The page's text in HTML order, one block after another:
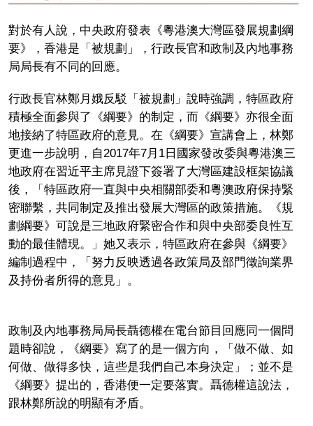
對於有人說，中央政府發表《粵港澳大灣區發展規劃綱
要》，香港是「被規劃」，行政長官和政制及內地事務
局局長有不同的回應。
行政長官林鄭月娥反駁「被規劃」說時強調，特區政府
積極全面參與了《綱要》的制定，而《綱要》亦很全面
地接納了特區政府的意見。在《綱要》宣講會上，林鄭
更進一步說明，自2017年7月1日國家發改委與粵港澳三
地政府在習近平主席見證下簽署了大灣區建設框架協議
後，「特區政府一直與中央相關部委和粵澳政府保持緊
密聯繫，共同制定及推出發展大灣區的政策措施。《規
劃綱要》可說是三地政府緊密合作和與中央部委良性互
動的最佳體現。」她又表示，特區政府在參與《綱要》
編制過程中，「努力反映透過各政策局及部門徵詢業界
及持份者所得的意見」。
政制及內地事務局局長聶德權在電台節目回應同一個問
題時卻說，《綱要》寫了的是一個方向，「做不做、如
何做、做得多快，這些是我們自己本身決定」；並不是
《綱要》提出的，香港便一定要落實。聶德權這說法，
跟林鄭所說的明顯有矛盾。